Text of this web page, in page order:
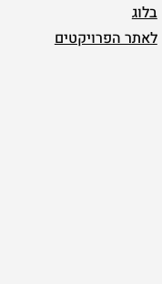
בלוג
לאתר הפרויקטים